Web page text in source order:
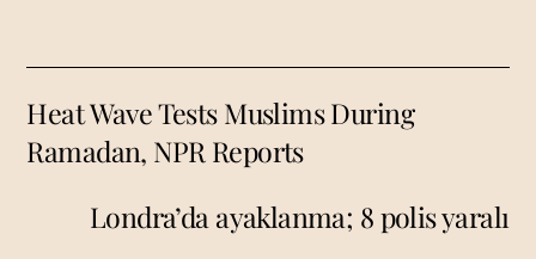
Heat Wave Tests Muslims During
Ramadan, NPR Reports
Londra’da ayaklanma; 8 polis yaralı